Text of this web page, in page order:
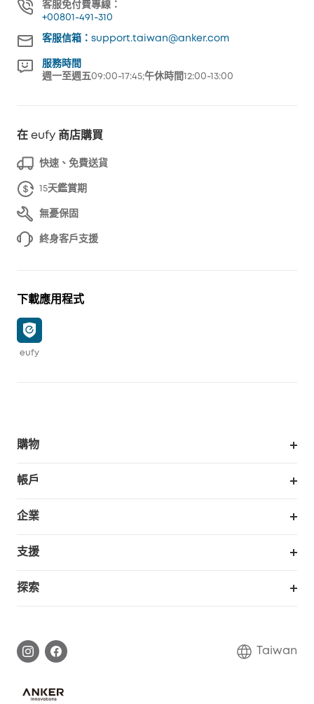
客服免付費專線：
+00801-491-310
客服信箱：support.taiwan@anker.com
服務時間
週一至週五09:00-17:45;午休時間12:00-13:00
在 eufy 商店購買
快速、免費送貨
15天鑑賞期
無憂保固
終身客戶支援
下載應用程式
eufy
購物
帳戶
企業
支援
下載電子手冊
探索
部落格
Taiwan